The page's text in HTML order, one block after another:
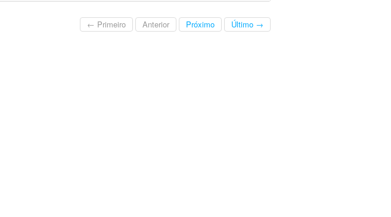
← Primeiro Anterior Próximo Último →